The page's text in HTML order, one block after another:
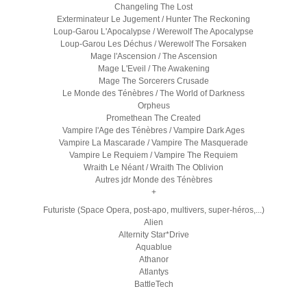
Changeling The Lost
Exterminateur Le Jugement / Hunter The Reckoning
Loup-Garou L'Apocalypse / Werewolf The Apocalypse
Loup-Garou Les Déchus / Werewolf The Forsaken
Mage l'Ascension / The Ascension
Mage L'Eveil / The Awakening
Mage The Sorcerers Crusade
Le Monde des Ténèbres / The World of Darkness
Orpheus
Promethean The Created
Vampire l'Age des Ténèbres / Vampire Dark Ages
Vampire La Mascarade / Vampire The Masquerade
Vampire Le Requiem / Vampire The Requiem
Wraith Le Néant / Wraith The Oblivion
Autres jdr Monde des Ténèbres
+
Futuriste (Space Opera, post-apo, multivers, super-héros,...)
Alien
Alternity Star*Drive
Aquablue
Athanor
Atlantys
BattleTech